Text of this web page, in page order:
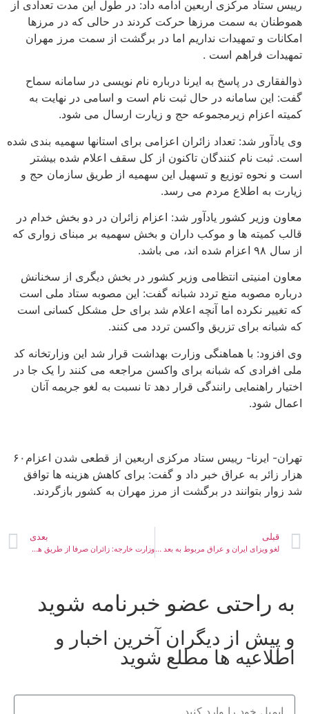
رییس ستاد مرکزی اربعین ادامه داد: در طول این مدت تعدادی از
هموطنان به سمت مرزها حرکت کردند در حالی که در مرزها
امکانات و تمهیدات نداریم اما در برگشت از سمت مرز مهران
تمهیدات فراهم است .
ذوالفقاری در پاسخ به ایرنا درباره نام نویسی در سامانه سماح
گفت: این سامانه در حال ثبت نام است و اسامی در نهایت به
کمیته اعزام زیرمجموعه حج و زیارت ارسال می شود.
وی یادآور شد: تعداد زائران اعزامی برای استانها سهمیه بندی شده
است. ثبت نام کنندگان تاکنون از کل سقف اعلام شده بیشتر
است و نحوه توزیع و تسهیل این سهمیه از طریق سازمان حج و
زیارت به اطلاع مردم می رسد.
معاون وزیر کشور یادآور شد: اعزام زائران در دو بخش خدام در
قالب کمیته ها و موکب داران و بخش سهمیه بر مبنای زواری که
از سال ۹۸ اعزام شده اند، می باشد.
معاون امنیتی انتظامی وزیر کشور در بخش دیگری از سخنانش
درباره مصوبه منع تردد شبانه گفت: این مصوبه ستاد ملی است
که تغییر نکرده اما آنچه اعلام شد برای حل مشکل کسانی است
که شبانه برای تزریق واکسن تردد می کنند.
وی افزود: با هماهنگی وزارت بهداشت قرار شد این وزارتخانه کد
ملی افرادی که شبانه برای واکسن مراجعه می کنند را یک جا در
اختیار راهنمایی رانندگی قرار دهد تا نسبت به لغو جریمه آنان
اعمال شود.
تهران- ایرنا- رییس ستاد مرکزی اربعین از قطعی شدن اعزام۶۰
هزار زائر به عراق خبر داد و گفت: برای کاهش هزینه ها توافق
شد زوار بتوانند در برگشت از مرز مهران به کشور بازگردند.
قبلی
لغو ویزای ایران و عراق مربوط به بعد از اربعین ۱۴۰۰ است
بعدی
وزارت خارجه: زائران صرفا از طریق هوایی و با روادید به‌عراق عزیمت کنند
به راحتی عضو خبرنامه شوید
و پیش از دیگران آخرین اخبار و
اطلاعیه ها مطلع شوید